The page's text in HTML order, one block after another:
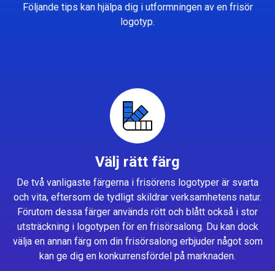
Följande tips kan hjälpa dig i utformningen av en frisör
logotyp.
Välj rätt färg
De två vanligaste färgerna i frisörens logotyper är svarta
och vita, eftersom de tydligt skildrar verksamhetens natur.
Förutom dessa färger används rött och blått också i stor
utsträckning i logotypen för en frisörsalong. Du kan dock
välja en annan färg om din frisörsalong erbjuder något som
kan ge dig en konkurrensfördel på marknaden.